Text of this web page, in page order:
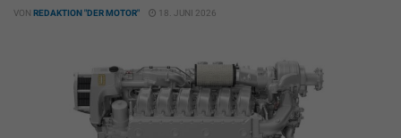
VON REDAKTION "DER MOTOR" 18. JUNI 2026